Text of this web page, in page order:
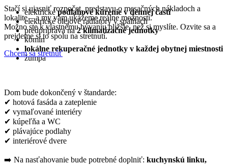
elektricképodlahové kúrenie v dennej časti
elektrické olejové radiátory v spálňach
predpríprava na2 klimatizačné jednotky
komín
lokálne rekuperačné jednotky v každej obytnej miestnosti
žumpa
Dom bude dokončený v štandarde:
✔ hotová fasáda a zateplenie
✔ vymaľované interiéry
✔ kúpeľňa a WC
✔ plávajúce podlahy
✔ interiérové dvere
➡️ Na nasťahovanie bude potrebné doplniť: kuchynskú linku,
Stačí si ujasniť rozpočet, predstavu o mesačných nákladoch a
lokalite – a my vám ukážeme reálne možnosti.
Možno ste k vlastnému bývaniu bližšie, než si myslíte. Ozvite sa a
prejdeme si to spolu na stretnutí.
Chcem sa stretnúť